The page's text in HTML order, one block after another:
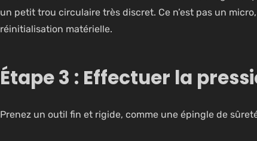
un petit trou circulaire très discret. Ce n’est pas un
réinitialisation matérielle.
Étape 3 : Effectuer la
Prenez un outil fin et rigide, comme une épingle de